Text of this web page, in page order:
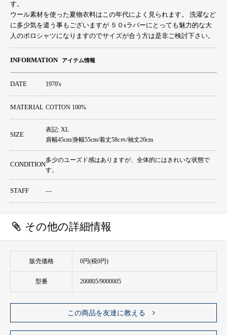
す。
ウール素材を使った夏物衣料はこの年代によく見られます。 洗濯など
に多少気を遣う事もございますが ５０sラバーにとっても魅力的な大
人のポロシャツになりますのでサイズが合う方は是非ご検討下さい。
INFORMATION アイテム情報
DATE 1970's
MATERIAL COTTON 100%
SIZE
表記: XL
肩幅45cm/身幅55cm/着丈58cｍ/袖丈20cm
CONDITION
多少のユーズド感はありますが、全体的にはきれいな状態で
す。
STAFF ―
その他の詳細情報
販売価格 0円(税0円)
型番 200805/9000005
この商品を友達に教える